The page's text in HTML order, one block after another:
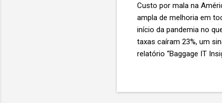
Custo por mala na
ampla de melhoria em
início da pandemia no
taxas caíram 23%, um
relatório “Baggage IT
lucro líquido médio de